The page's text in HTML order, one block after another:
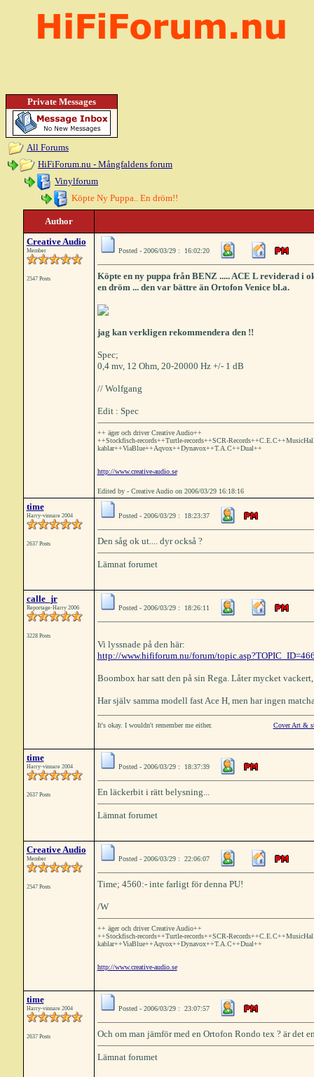
Private Messages
All Forums
HiFiForum.nu - Mångfaldens forum
Vinylforum
Köpte Ny Puppa.. En dröm!!
Author
Creative Audio
Member
2547 Posts
Posted - 2006/03/29 : 16:02:20
Köpte en ny puppa från BENZ ..... ACE L reviderad i
en dröm ... den var bättre än Ortofon Venice bl.a.
jag kan verkligen rekommendera den !!
Spec;
0,4 mv, 12 Ohm, 20-20000 Hz +/- 1 dB
// Wolfgang
Edit : Spec
++ äger och driver Creative Audio++
++Stockfisch-records++Turtle-records++SCR-
kablar++ViaBlue++Aqvox++Dynavox++T.A.C++Dual++
http://www.creative-audio.se
Edited by - Creative Audio on 2006/03/29 16:18:16
time
Harry-vinnare 2004
2637 Posts
Posted - 2006/03/29 : 18:23:37
Den såg ok ut.... dyr också ?
Lämnat forumet
calle_jr
Reportage-Harry 2006
3228 Posts
Posted - 2006/03/29 : 18:26:11
Vi lyssnade på den här:
http://www.hififorum.nu/forum/
Boombox har satt den på sin Rega. Låter mycket
Har själv samma modell fast Ace H, men har ingen
It's okay. I wouldn't remember me either. Cover Art &
time
Harry-vinnare 2004
2637 Posts
Posted - 2006/03/29 : 18:37:39
En läckerbit i rätt belysning...
Lämnat forumet
Creative Audio
Member
2547 Posts
Posted - 2006/03/29 : 22:06:07
Time; 4560:- inte farligt för denna PU!
/W
++ äger och driver Creative Audio++
++Stockfisch-records++Turtle-records++SCR-
kablar++ViaBlue++Aqvox++Dynavox++T.A.C++Dual++
http://www.creative-audio.se
time
Harry-vinnare 2004
2637 Posts
Posted - 2006/03/29 : 23:07:57
Och om man jämför med en Ortofon Rondo tex ? är det
Lämnat forumet